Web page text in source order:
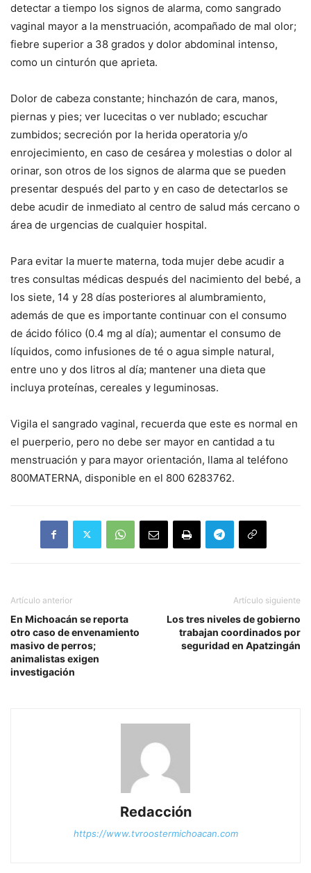
detectar a tiempo los signos de alarma, como sangrado
vaginal mayor a la menstruación, acompañado de mal olor;
fiebre superior a 38 grados y dolor abdominal intenso,
como un cinturón que aprieta.
Dolor de cabeza constante; hinchazón de cara, manos,
piernas y pies; ver lucecitas o ver nublado; escuchar
zumbidos; secreción por la herida operatoria y/o
enrojecimiento, en caso de cesárea y molestias o dolor al
orinar, son otros de los signos de alarma que se pueden
presentar después del parto y en caso de detectarlos se
debe acudir de inmediato al centro de salud más cercano o
área de urgencias de cualquier hospital.
Para evitar la muerte materna, toda mujer debe acudir a
tres consultas médicas después del nacimiento del bebé, a
los siete, 14 y 28 días posteriores al alumbramiento,
además de que es importante continuar con el consumo
de ácido fólico (0.4 mg al día); aumentar el consumo de
líquidos, como infusiones de té o agua simple natural,
entre uno y dos litros al día; mantener una dieta que
incluya proteínas, cereales y leguminosas.
Vigila el sangrado vaginal, recuerda que este es normal en
el puerperio, pero no debe ser mayor en cantidad a tu
menstruación y para mayor orientación, llama al teléfono
800MATERNA, disponible en el 800 6283762.
Artículo anterior
En Michoacán se reporta
otro caso de envenamiento
masivo de perros;
animalistas exigen
investigación
Artículo siguiente
Los tres niveles de gobierno
trabajan coordinados por
seguridad en Apatzingán
Redacción
https://www.tvroostermichoacan.com